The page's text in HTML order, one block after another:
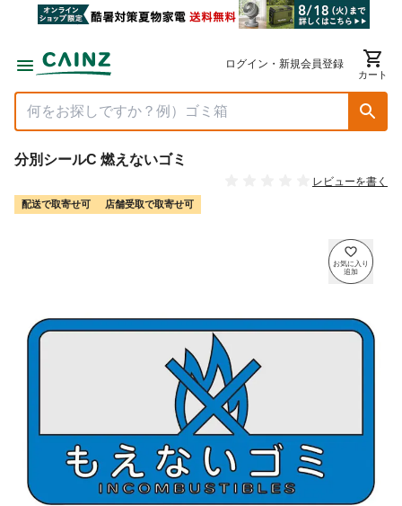
ログイン・新規会員登録
カート
分別シールC 燃えないゴミ
レビューを書く
配送で取寄せ可 店舗受取で取寄せ可